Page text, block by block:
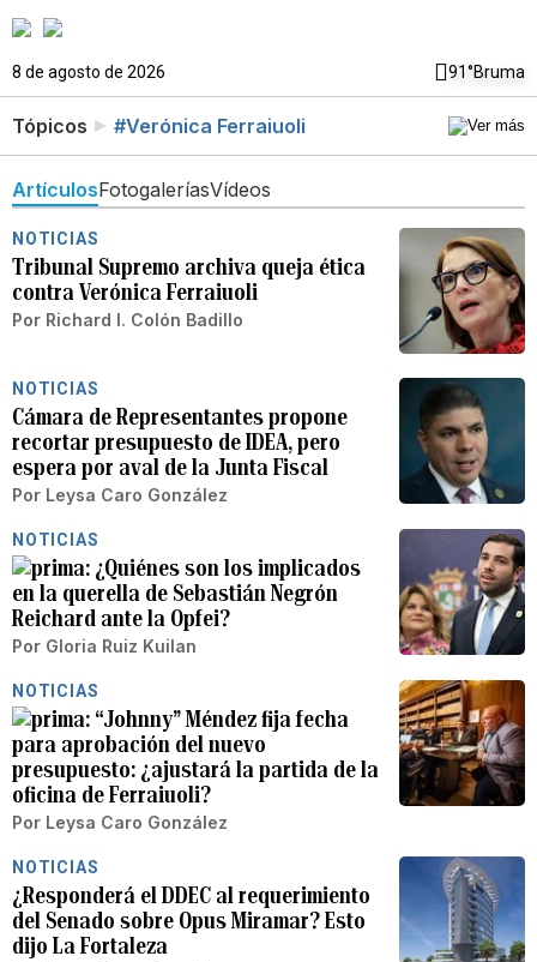
8 de agosto de 2026 91°Bruma
Tópicos #Verónica Ferraiuoli
ArtículosFotogaleríasVídeos
NOTICIAS
Tribunal Supremo archiva queja ética
contra Verónica Ferraiuoli
Por Richard I. Colón Badillo
NOTICIAS
Cámara de Representantes propone
recortar presupuesto de IDEA, pero
espera por aval de la Junta Fiscal
Por Leysa Caro González
NOTICIAS
¿Quiénes son los implicados
en la querella de Sebastián Negrón
Reichard ante la Opfei?
Por Gloria Ruiz Kuilan
NOTICIAS
“Johnny” Méndez fija fecha
para aprobación del nuevo
presupuesto: ¿ajustará la partida de la
oficina de Ferraiuoli?
Por Leysa Caro González
NOTICIAS
¿Responderá el DDEC al requerimiento
del Senado sobre Opus Miramar? Esto
dijo La Fortaleza